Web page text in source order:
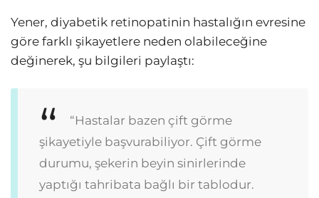
Yener, diyabetik retinopatinin hastalığın evresine
göre farklı şikayetlere neden olabileceğine
değinerek, şu bilgileri paylaştı:
“Hastalar bazen çift görme
şikayetiyle başvurabiliyor. Çift görme
durumu, şekerin beyin sinirlerinde
yaptığı tahribata bağlı bir tablodur.